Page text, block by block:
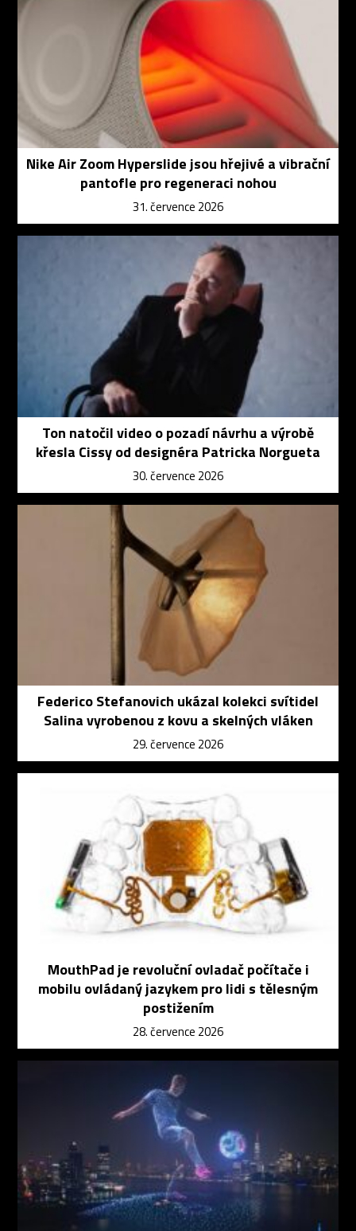
Nike Air Zoom Hyperslide jsou hřejivé a vibrační
pantofle pro regeneraci nohou
31. července 2026
Ton natočil video o pozadí návrhu a výrobě
křesla Cissy od designéra Patricka Norgueta
30. července 2026
Federico Stefanovich ukázal kolekci svítidel
Salina vyrobenou z kovu a skelných vláken
29. července 2026
MouthPad je revoluční ovladač počítače i
mobilu ovládaný jazykem pro lidi s tělesným
postižením
28. července 2026